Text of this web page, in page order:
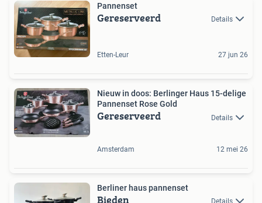
Pannenset
Gereserveerd Details
Etten-Leur 27 jun 26
Nieuw in doos: Berlinger Haus 15-delige
Pannenset Rose Gold
Gereserveerd Details
Amsterdam 12 mei 26
Berliner haus pannenset
Bieden Details